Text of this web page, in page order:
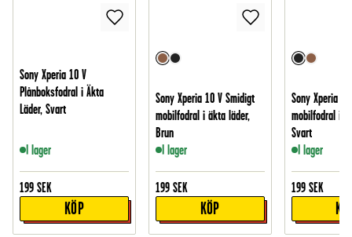
Sony Xperia 10 V
Plånboksfodral i Äkta
Läder, Svart
I lager
199 SEK
KÖP
Sony Xperia 10 V Smidigt
mobilfodral i äkta läder,
Brun
I lager
199 SEK
KÖP
Sony Xperia
mobilfodral i
Svart
I lager
199 SEK